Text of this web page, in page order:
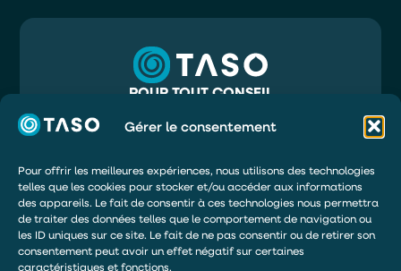
Gérer le consentement
Pour offrir les meilleures expériences, nous utilisons des technologies
telles que les cookies pour stocker et/ou accéder aux informations
des appareils. Le fait de consentir à ces technologies nous permettra
de traiter des données telles que le comportement de navigation ou
les ID uniques sur ce site. Le fait de ne pas consentir ou de retirer son
consentement peut avoir un effet négatif sur certaines
caractéristiques et fonctions.
POUR TOUT CONSEIL
INFO@TASO.FR
TASO
33130 BÈGLES
DEMANDER UN DEVIS
ÊTRE RAPPELÉ
DEVENIR DISTRIBUTEUR